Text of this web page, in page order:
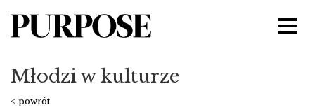
Młodzi w kulturze
< powrót